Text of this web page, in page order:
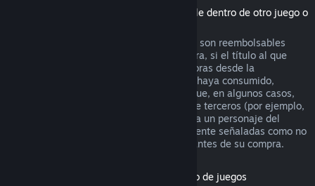
(Contenido de la tienda de Steam utilizable dentro de otro juego o
Los DLC adquiridos en la tienda de Steam son reembolsables
durante catorce días después de su compra, si el título al que
pertenecen se ha jugado menos de dos horas desde la
adquisición del DLC, y siempre que no se haya consumido,
modificado o transferido. Ten en cuenta que, en algunos casos,
Steam no podrá reembolsar ciertos DLC de terceros (por ejemplo,
si el DLC sube de nivel irreversiblemente a un personaje del
juego). Estas excepciones estarán claramente señaladas como no
reembolsables en la página de la tienda antes de su compra.
Reembolsos en compras realizadas dentro de juegos